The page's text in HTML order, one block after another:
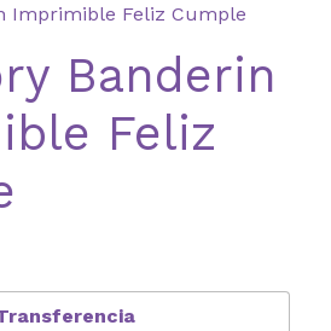
Imprimible Feliz Cumple
Banderin
Feliz